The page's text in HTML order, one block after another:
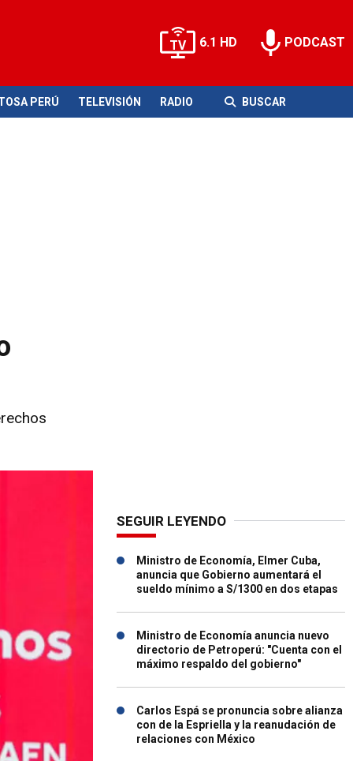
6.1 HD PODCAST
PERÚ TELEVISIÓN RADIO BUSCAR
SEGUIR LEYENDO
Ministro de Economía, Elmer Cuba,
anuncia que Gobierno aumentará el
sueldo mínimo a S/1300 en dos etapas
Ministro de Economía anuncia nuevo
directorio de Petroperú: "Cuenta con el
máximo respaldo del gobierno"
Carlos Espá se pronuncia sobre alianza
con de la Espriella y la reanudación de
relaciones con México